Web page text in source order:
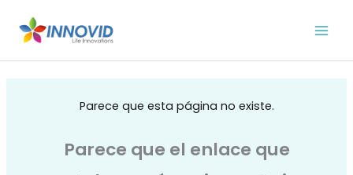
Parece que esta página no existe.
Parece que el enlace que